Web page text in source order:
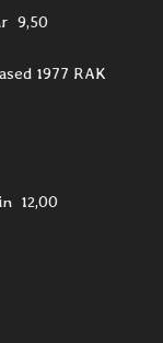
9,50
1977 RAK
12,00